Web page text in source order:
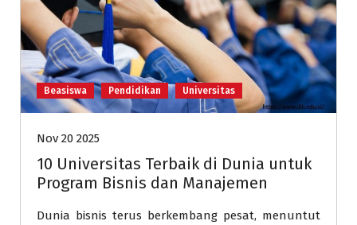
Beasiswa Pendidikan Universitas
Nov 20 2025
10 Universitas Terbaik di Dunia untuk
Program Bisnis dan Manajemen
Dunia bisnis terus berkembang pesat, menuntut